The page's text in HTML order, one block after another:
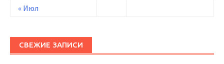
« Июл
СВЕЖИЕ ЗАПИСИ